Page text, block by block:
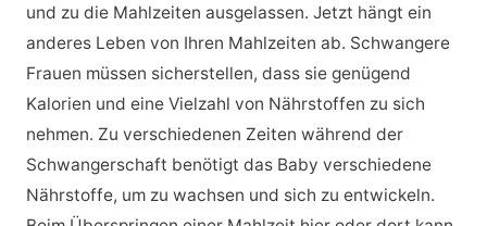
und zu die Mahlzeiten ausgelassen. Jetzt hängt ein
anderes Leben von Ihren Mahlzeiten ab. Schwangere
Frauen müssen sicherstellen, dass sie genügend
Kalorien und eine Vielzahl von Nährstoffen zu sich
nehmen. Zu verschiedenen Zeiten während der
Schwangerschaft benötigt das Baby verschiedene
Nährstoffe, um zu wachsen und sich zu entwickeln.